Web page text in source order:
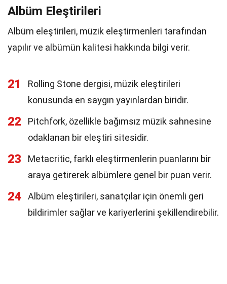
Albüm Eleştirileri
Albüm eleştirileri, müzik eleştirmenleri tarafından
yapılır ve albümün kalitesi hakkında bilgi verir.
21
Rolling Stone dergisi, müzik eleştirileri
konusunda en saygın yayınlardan biridir.
22
Pitchfork, özellikle bağımsız müzik sahnesine
odaklanan bir eleştiri sitesidir.
23
Metacritic, farklı eleştirmenlerin puanlarını bir
araya getirerek albümlere genel bir puan verir.
24
Albüm eleştirileri, sanatçılar için önemli geri
bildirimler sağlar ve kariyerlerini şekillendirebilir.